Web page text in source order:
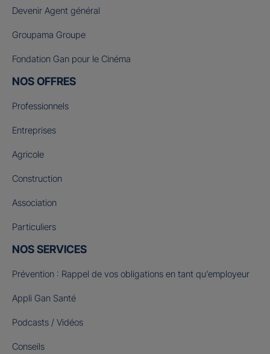
Devenir Agent général
Groupama Groupe
Fondation Gan pour le Cinéma
NOS OFFRES
Professionnels
Entreprises
Agricole
Construction
Association
Particuliers
NOS SERVICES
Prévention : Rappel de vos obligations en tant qu’employeur
Appli Gan Santé
Podcasts / Vidéos
Conseils